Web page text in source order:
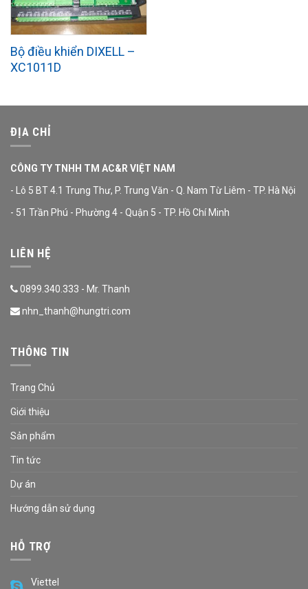
Bộ điều khiển DIXELL –
XC1011D
ĐỊA CHỈ
CÔNG TY TNHH TM AC&R VIỆT NAM
- Lô 5 BT 4.1 Trung Thư, P. Trung Văn - Q. Nam Từ Liêm - TP. Hà Nội
- 51 Trần Phú - Phường 4 - Quận 5 - TP. Hồ Chí Minh
LIÊN HỆ
0899.340.333 - Mr. Thanh
nhn_thanh@hungtri.com
THÔNG TIN
Trang Chủ
Giới thiệu
Sản phẩm
Tin tức
Dự án
Hướng dẫn sử dụng
HỖ TRỢ
Viettel